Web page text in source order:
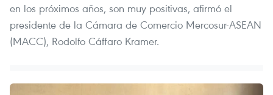
en los próximos años, son muy positivas, afirmó el
presidente de la Cámara de Comercio Mercosur-ASEAN
(MACC), Rodolfo Cáffaro Kramer.